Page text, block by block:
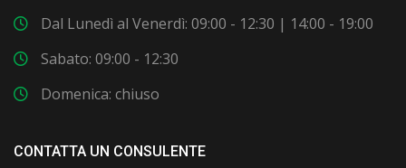
Dal Lunedì al Venerdì: 09:00 - 12:30 | 14:00 - 19:00
Sabato: 09:00 - 12:30
Domenica: chiuso
CONTATTA UN CONSULENTE